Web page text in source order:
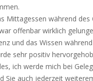
Mittagessen während des
offenbar wirklich
und das Wissen
sehr positiv
ich werde mich bei
Sie auch jederzeit